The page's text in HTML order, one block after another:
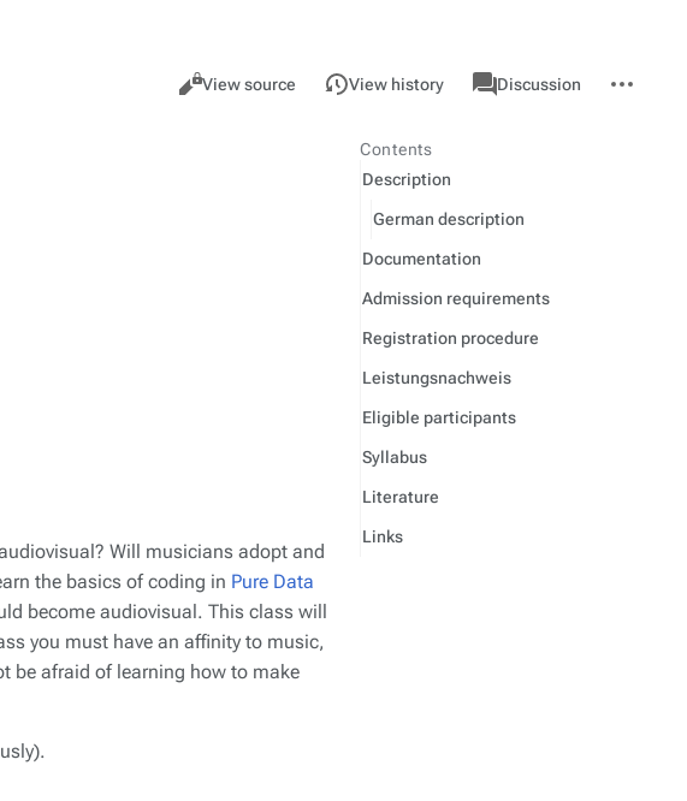
Views
ReadView source View history
associated-
pages
GMUDiscussion
actions
Will musicians adopt and
the basics of coding in Pure Data
become audiovisual. This class will
you must have an affinity to music,
be afraid of learning how to make
Contents
Description
German description
Documentation
Admission requirements
Registration procedure
Leistungsnachweis
Eligible participants
Syllabus
Literature
Links